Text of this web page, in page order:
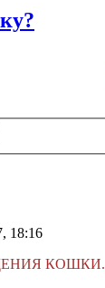
18:16
КОШКИ.